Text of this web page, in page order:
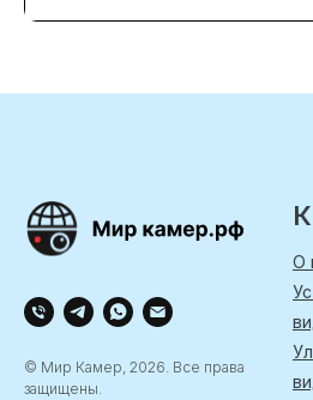
© Мир Камер, 2026. Все права
защищены.
О